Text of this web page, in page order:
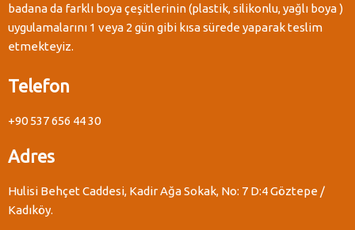
badana da farklı boya çeşitlerinin (plastik, silikonlu, yağlı boya )
uygulamalarını 1 veya 2 gün gibi kısa sürede yaparak teslim
etmekteyiz.
Telefon
+90 537 656 44 30
Adres
Hulisi Behçet Caddesi, Kadir Ağa Sokak, No: 7 D:4 Göztepe /
Kadıköy.